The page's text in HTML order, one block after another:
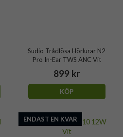
Sudio Trådlösa Hörlurar N2
Pro In-Ear TWS ANC Vit
899 kr
KÖP
ENDAST EN KVAR